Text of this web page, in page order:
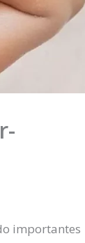
importantes